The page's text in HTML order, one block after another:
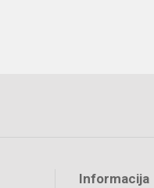
Informacija